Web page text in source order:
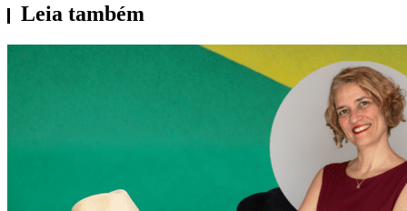
Leia também